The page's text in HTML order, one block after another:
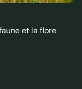
et la flore